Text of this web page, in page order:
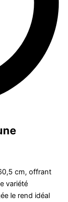
cm, offrant
variété
le rend idéal